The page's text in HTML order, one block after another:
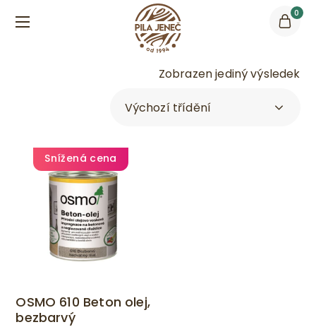
0
Zobrazen jediný výsledek
Snížená cena
OSMO 610 Beton olej,
bezbarvý